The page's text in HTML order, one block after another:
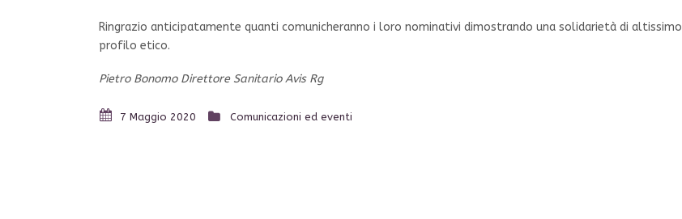
Ringrazio anticipatamente quanti comunicheranno i loro nominativi dimostrando una solidarietà di altissimo
profilo etico.
Pietro Bonomo Direttore Sanitario Avis Rg
7 Maggio 2020 Comunicazioni ed eventi